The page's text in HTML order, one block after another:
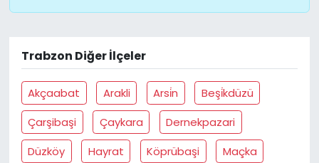
Trabzon Diğer İlçeler
Akçaabat Arakli Arsi̇n
Beşi̇kdüzü
Çarşibaşi
Çaykara
Dernekpazari
Düzköy
Hayrat Köprübaşi
Maçka